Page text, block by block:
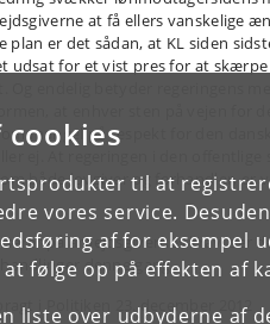
til at
vores service.
af for eksempel
følge op på effekten af
liste over udbyderne af
at få ellers vanskelige
plan er det sådan, at KL siden
udsat for et vist pres for at
mangel på respekt for den
ej. At regeringen i den offentlige
både lovgiver og forhandler, er
på arbejdsgivernes krav, ser
denne gang.
i Politiken 23. december 2012